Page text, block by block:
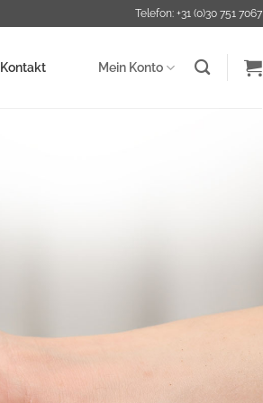
Telefon: +31 (0)30 751 7067
Kontakt Mein Konto